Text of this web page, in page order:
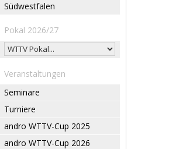
Südwestfalen
Pokal 2026/27
Veranstaltungen
Seminare
Turniere
andro WTTV-Cup 2025
andro WTTV-Cup 2026